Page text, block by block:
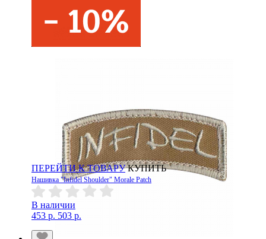
ПЕРЕЙТИ К ТОВАРУ КУПИТЬ
Нашивка "Infidel Shoulder" Morale Patch
В наличии
453 р. 503 р.